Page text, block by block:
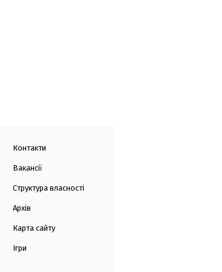
Контакти
Вакансії
Структура власності
Архів
Карта сайту
Ігри